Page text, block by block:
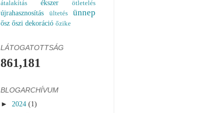
átalakítás
ékszer ötletelés
újrahasznosítás ültetés ünnep
ősz őszi dekoráció őzike
LÁTOGATOTTSÁG
861,181
BLOGARCHÍVUM
► 2024 (1)